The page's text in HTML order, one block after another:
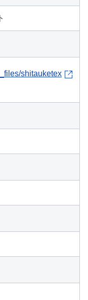
shitauketex